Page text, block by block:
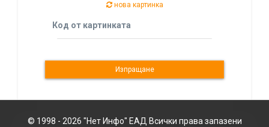
нова картинка
Код от картинката
© 1998 - 2026 "Нет Инфо" ЕАД Всички права запазени